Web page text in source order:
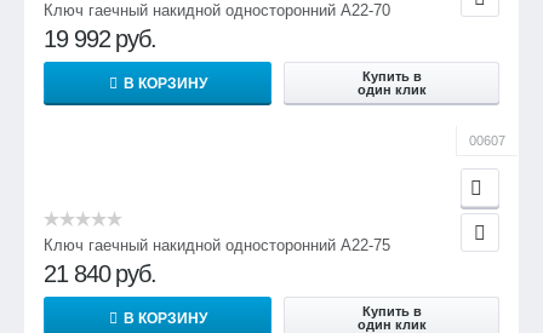
Ключ гаечный накидной односторонний А22-70
19 992 руб.
В КОРЗИНУ
Купить в
один клик
00607
Ключ гаечный накидной односторонний А22-75
21 840 руб.
В КОРЗИНУ
Купить в
один клик